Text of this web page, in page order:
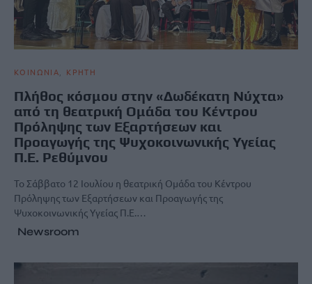
ΚΟΙΝΩΝΙΑ ΚΡΗΤΗ
Πλήθος κόσμου στην «Δωδέκατη Νύχτα»
από τη θεατρική Ομάδα του Κέντρου
Πρόληψης των Εξαρτήσεων και
Προαγωγής της Ψυχοκοινωνικής Υγείας
Π.Ε. Ρεθύμνου
Το Σάββατο 12 Ιουλίου η θεατρική Ομάδα του Κέντρου
Πρόληψης των Εξαρτήσεων και Προαγωγής της
Ψυχοκοινωνικής Υγείας Π.Ε.…
Newsroom